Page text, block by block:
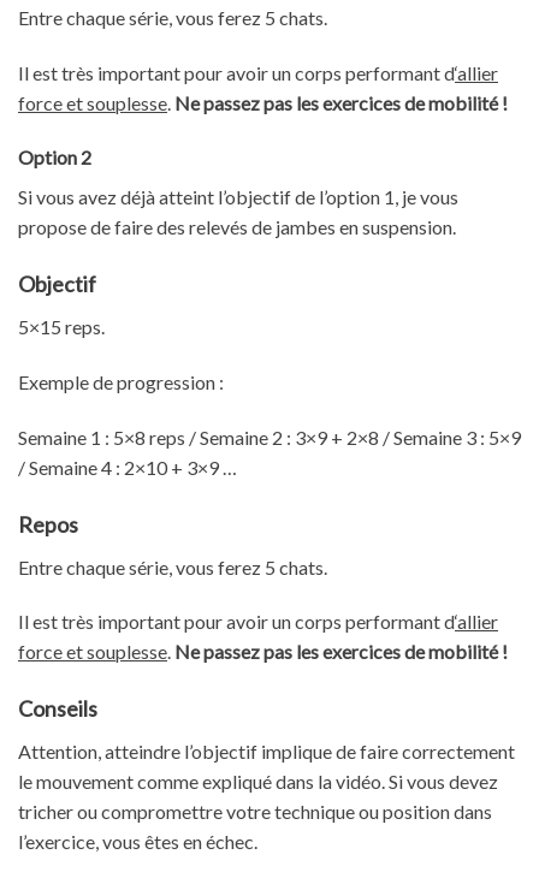
Entre chaque série, vous ferez 5 chats.
Il est très important pour avoir un corps performant d‘allier
force et souplesse Ne passez pas les exercices de mobilité !
Option 2
Si vous avez déjà atteint l’objectif de l’option 1, je vous
propose de faire des relevés de jambes en suspension.
Objectif
5×15 reps.
Exemple de progression :
Semaine 1 : 5×8 reps / Semaine 2 : 3×9 + 2×8 / Semaine 3 : 5×9
/ Semaine 4 : 2×10 + 3×9 …
Repos
Entre chaque série, vous ferez 5 chats.
Il est très important pour avoir un corps performant d‘allier
force et souplesse. Ne passez pas les exercices de mobilité !
Conseils
Attention, atteindre l’objectif implique de faire correctement
le mouvement comme expliqué dans la vidéo. Si vous devez
tricher ou compromettre votre technique ou position dans
l’exercice, vous êtes en échec.